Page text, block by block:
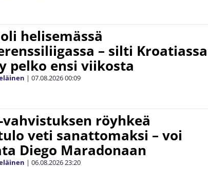
helisemässä
– silti Kroatiassa
pelko ensi viikosta
| 07.08.202600:09
röyhkeä
veti sanattomaksi – voi
Diego Maradonaan
| 06.08.202623:20